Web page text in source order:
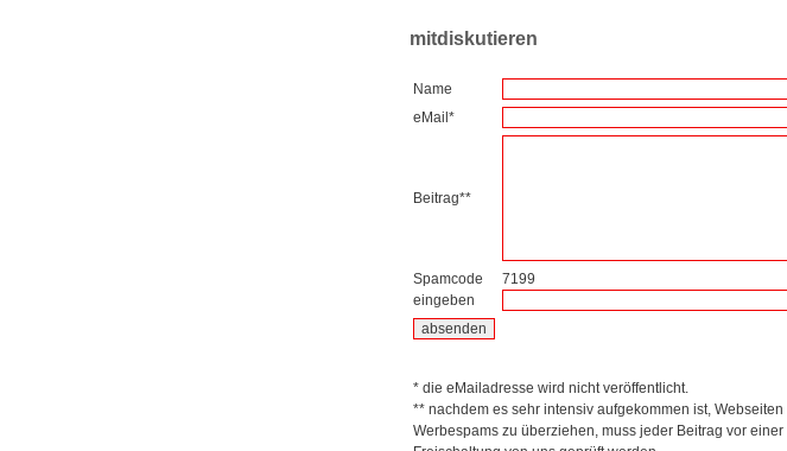
mitdiskutieren
Name
eMail*
Beitrag**
Spamcode
eingeben
7199
* die eMailadresse wird nicht veröffentlicht.
** nachdem es sehr intensiv aufgekommen ist, Webseiten
Werbespams zu überziehen, muss jeder Beitrag vor einer